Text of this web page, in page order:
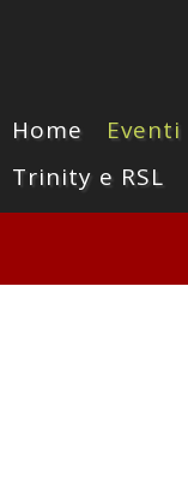
Home Eventi
Trinity e RSL